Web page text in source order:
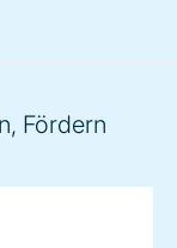
Fördern